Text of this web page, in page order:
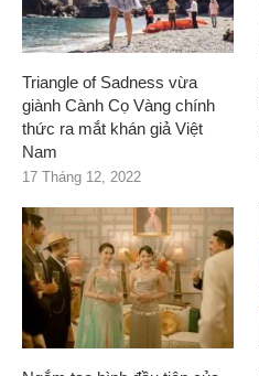
Triangle of Sadness vừa
giành Cành Cọ Vàng chính
thức ra mắt khán giả Việt
Nam
17 Tháng 12, 2022